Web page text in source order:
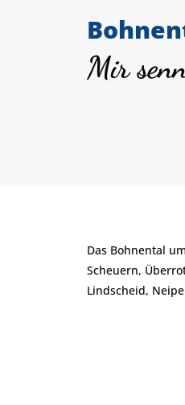
Mir
Das Bohnental
Scheuern,
Lindscheid,